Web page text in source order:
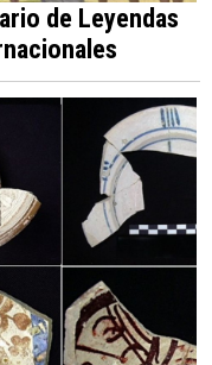
de Leyendas